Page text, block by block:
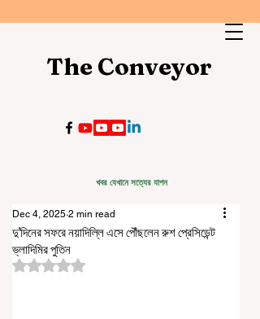
The Conveyor
খবর যেখানে সত্যের যাপন
দু'দিনের সফরে নয়াদিল্লি এসে পৌঁছলেন রুশ প্রেসিডেন্ট
ভ্লাদিমির পুতিন
Dec 4, 2025 2 min read
Rated NaN out of 5 stars.